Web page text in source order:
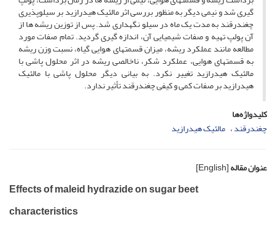
گیری شد و نیمی دیگر به منظور بررسی اثر مالئیک هیدرازید بر سیلوپذیری
چغندرقند به مدت یک ماه در سیلو نگهداری شد. پس از توزین ریشه ها از
آن پولپ تهیه و صفات شیمیایی آن، اندازه گیری گردید. تمام صفات مورد
مطالعه مانند عملکرد ریشه، میزان قسمتهای هوایی گیاه، نسبت وزن ریشه
به قسمتهای هوایی، عملکرد شکر، ناخالصی ریشه در اثر محلول پاشی با
مالئیک هیدرازید تغییر نکرد. به بیانی دیگر محلول پاشی با مالئیک
هیدرازید بر صفات کمی و کیفی چغندرقند تأثیر ندارد.
کلیدواژه‌ها
چغندرقند مالئیک هیدرازید
عنوان مقاله[English]
Effects of maleid hydrazide on sugar beet
characteristics